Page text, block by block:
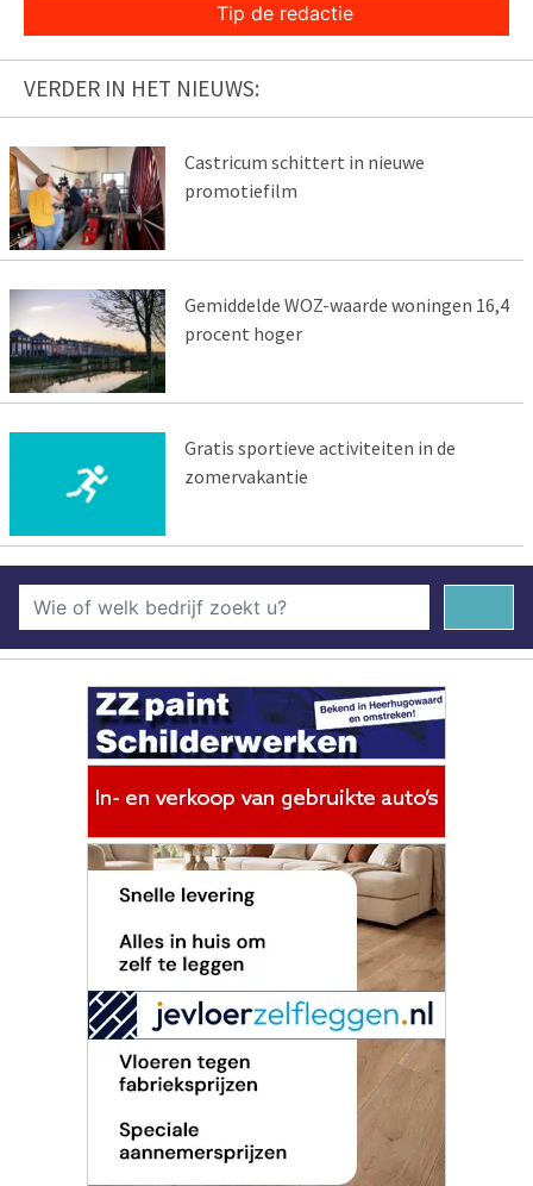
Tip de redactie
VERDER IN HET NIEUWS:
Castricum schittert in nieuwe
promotiefilm
Gemiddelde WOZ-waarde woningen 16,4
procent hoger
Gratis sportieve activiteiten in de
zomervakantie